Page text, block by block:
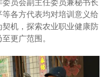
各方代表均对培训意义给
机，探索农业职业健康防
更广范围。